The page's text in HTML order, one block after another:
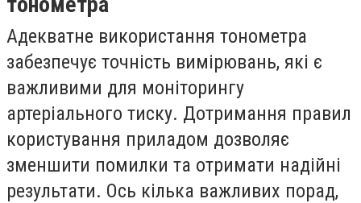
Адекватне використання тонометра
забезпечує точність вимірювань, які є
важливими для моніторингу
артеріального тиску. Дотримання правил
користування приладом дозволяє
зменшити помилки та отримати надійні
результати. Ось кілька важливих порад,